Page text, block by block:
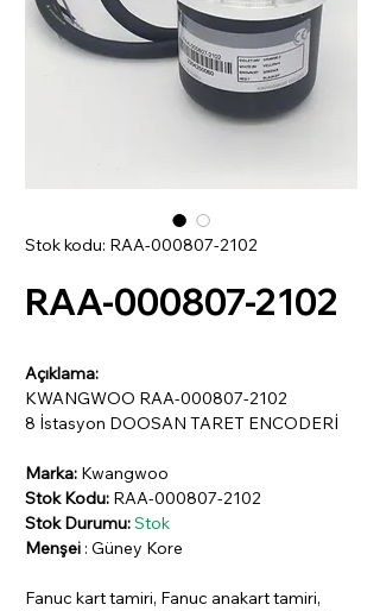
Stok kodu: RAA-000807-2102
RAA-000807-2102
Açıklama:
KWANGWOO RAA-000807-2102
8 İstasyon DOOSAN TARET ENCODERİ
Marka: Kwangwoo
Stok Kodu: RAA-000807-2102
Stok Durumu:Stok
Menşei : Güney Kore
Fanuc kart tamiri, Fanuc anakart tamiri,